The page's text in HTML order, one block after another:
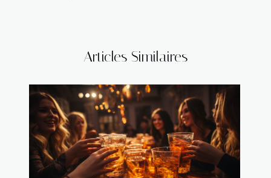
Articles Similaires